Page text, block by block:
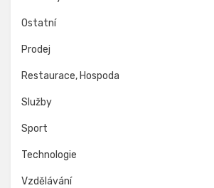
Ostatní
Prodej
Restaurace, Hospoda
Služby
Sport
Technologie
Vzdělávání